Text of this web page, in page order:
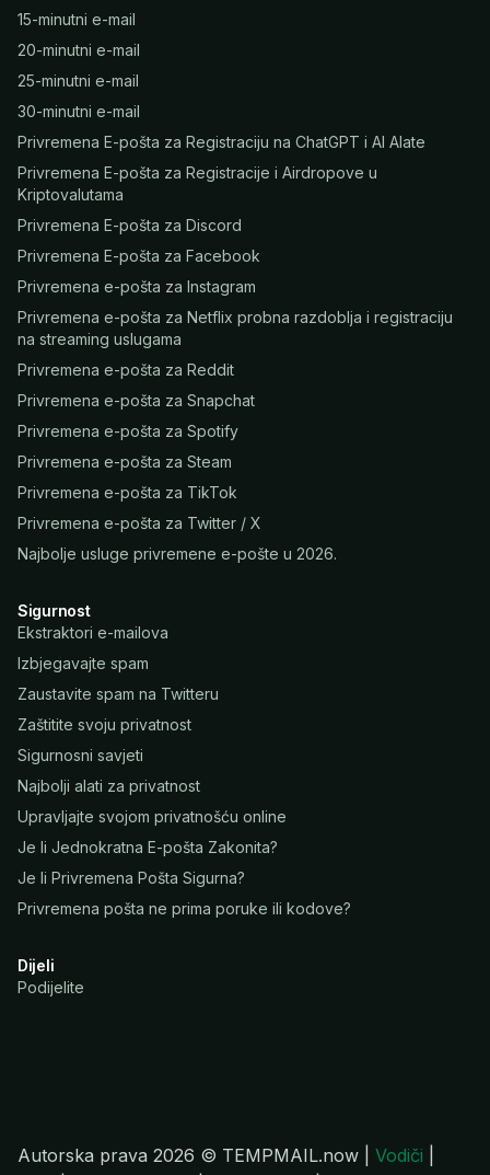
15-minutni e-mail
20-minutni e-mail
25-minutni e-mail
30-minutni e-mail
Privremena E-pošta za Registraciju na ChatGPT i AI Alate
Privremena E-pošta za Registracije i Airdropove u
Kriptovalutama
Privremena E-pošta za Discord
Privremena E-pošta za Facebook
Privremena e-pošta za Instagram
Privremena e-pošta za Netflix probna razdoblja i registraciju
na streaming uslugama
Privremena e-pošta za Reddit
Privremena e-pošta za Snapchat
Privremena e-pošta za Spotify
Privremena e-pošta za Steam
Privremena e-pošta za TikTok
Privremena e-pošta za Twitter / X
Najbolje usluge privremene e-pošte u 2026.
Sigurnost
Ekstraktori e-mailova
Izbjegavajte spam
Zaustavite spam na Twitteru
Zaštitite svoju privatnost
Sigurnosni savjeti
Najbolji alati za privatnost
Upravljajte svojom privatnošću online
Je li Jednokratna E-pošta Zakonita?
Je li Privremena Pošta Sigurna?
Privremena pošta ne prima poruke ili kodove?
Dijeli
Podijelite
Autorska prava 2026 © TEMPMAIL.now | Vodiči